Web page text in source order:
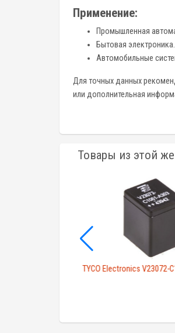
Применение:
Промышленная
Бытовая электроника.
Автомобильные
Для точных данных
или дополнительная
Товары из этой
TYCO Electronics V23072-